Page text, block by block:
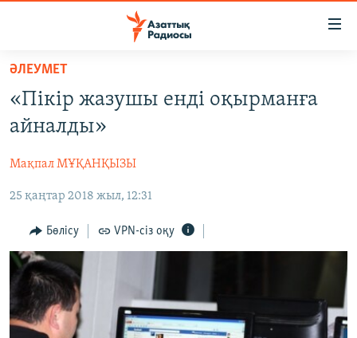
Skip
main
content
to
Navigation
Search
ҚАҢТАР ОҚИҒАСЫ
АДАМ ҚҰҚЫҚТАРЫ
ӘЛЕУМЕТ
ӘЛЕМ
АРНАЙЫ ЖОБАЛАР
Русский
ӘЛЕУМЕТ
«Пікір жазушы енді оқырманға
айналды»
Мақпал МҰҚАНҚЫЗЫ
25 қаңтар 2018 жыл, 12:31
Бөлісу VPN-сіз оқу